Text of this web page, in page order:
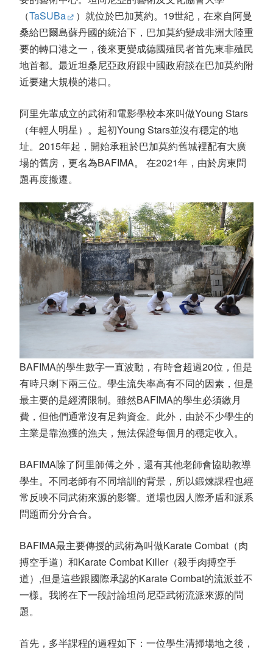
（TaSUBa
）就位於巴加莫約。19世紀，在來自阿曼
桑給巴爾島蘇丹國的統治下，巴加莫約變成非洲大陸重
要的轉口港之一，後來更變成德國殖民者首先東非殖民
地首都。最近坦桑尼亞政府跟中國政府談在巴加莫約附
近要建大規模的港口。
阿里先輩成立的武術和電影學校本來叫做Young Stars
（年輕人明星）。起初Young Stars並沒有穩定的地
址。2015年起，開始承租於巴加莫約舊城裡配有大廣
場的舊房，更名為BAFIMA。 在2021年，由於房東問
題再度搬遷。
BAFIMA的學生數字一直波動，有時會超過20位，但是
有時只剩下兩三位。學生流失率高有不同的因素，但是
最主要的是經濟限制。雖然BAFIMA的學生必須繳月
費，但他們通常沒有足夠資金。此外，由於不少學生的
主業是靠漁獲的漁夫，無法保證每個月的穩定收入。
BAFIMA除了阿里師傅之外，還有其他老師會協助教導
學生。不同老師有不同培訓的背景，所以鍛煉課程也經
常反映不同武術來源的影響。道場也因人際矛盾和派系
問題而分分合合。
BAFIMA最主要傳授的武術為叫做Karate Combat（肉
搏空手道）和Karate Combat Killer（殺手肉搏空手
道）,但是這些跟國際承認的Karate Combat的流派並不
一樣。我將在下一段討論坦尚尼亞武術流派來源的問
題。
首先，多半課程的過程如下：一位學生清掃場地之後，